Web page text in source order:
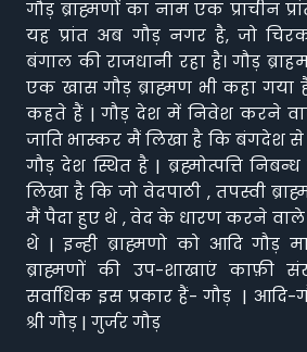
गौड़ ब्राह्मणों का नाम एक प्राचीन
यह प्रांत अब गौड़ नगर है, जो
बंगाल की राजधानी रहा है। गौड़
एक खास गौड़ ब्राह्मण भी कहा गया
कहते हैं | गौड़ देश में निवेश करने
जाति भास्कर मैं लिखा है कि
गौड़ देश स्थित है | ब्रह्मोत्पत्ति
लिखा है कि जो वेदपाठी , तपस्वी
मैं पैदा हुए थे , वेद के धारण करने वाले
थे | इन्ही ब्राह्मणो को आदि गौड़
ब्राह्मणों की उप-शाखाएं काफ़ी
सर्वाधिक इस प्रकार हैं- गौड़ | आदि-
श्री गौड़ | गुर्जर गौड़